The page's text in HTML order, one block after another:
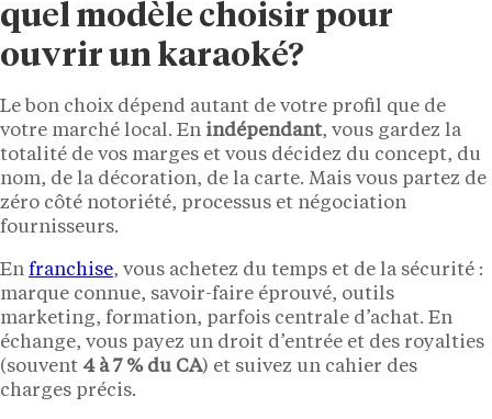
quel modèle choisir pour
ouvrir un karaoké?
Le bon choix dépend autant de votre profil que de
votre marché local. En indépendant, vous gardez la
totalité de vos marges et vous décidez du concept, du
nom, de la décoration, de la carte. Mais vous partez de
zéro côté notoriété, processus et négociation
fournisseurs.
En franchise, vous achetez du temps et de la sécurité :
marque connue, savoir-faire éprouvé, outils
marketing, formation, parfois centrale d’achat. En
échange, vous payez un droit d’entrée et des royalties
(souvent 4 à 7 % du CA) et suivez un cahier des
charges précis.